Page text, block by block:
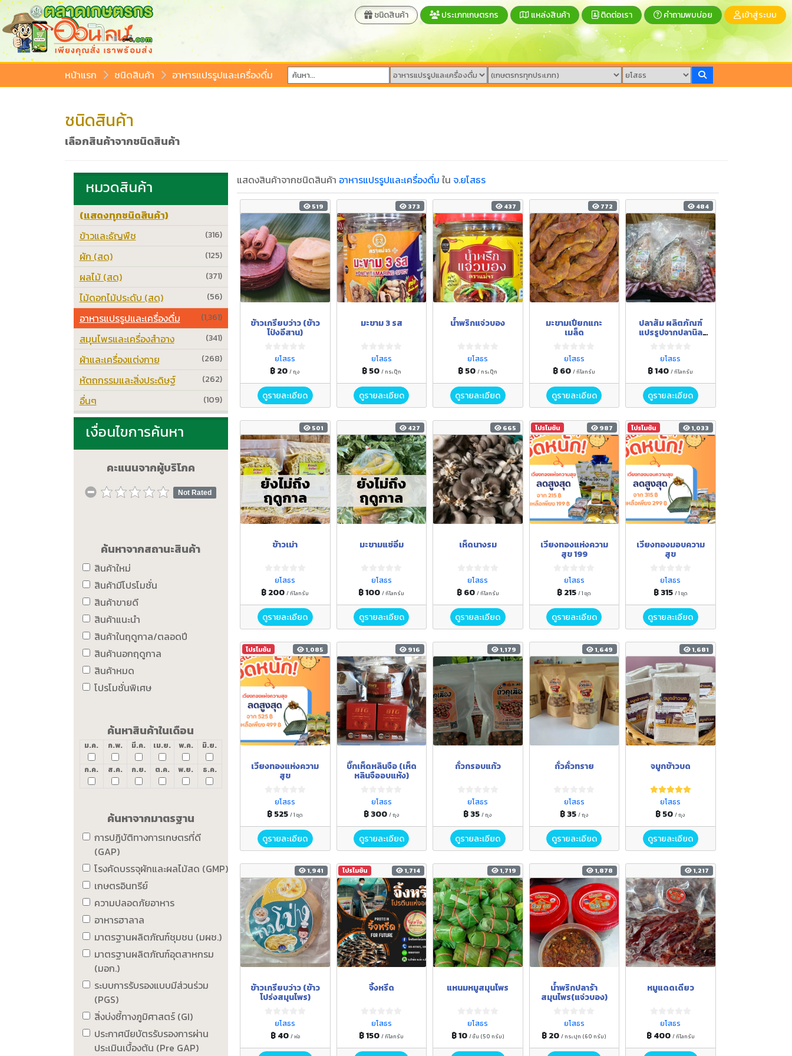
ชนิดสินค้า ประเภทเกษตรกร แหล่งสินค้า ติดต่อเรา คำถามพบบ่อย เข้าสู่ระบบ
หน้าแรก ชนิดสินค้า อาหารแปรรูปและเครื่องดื่ม
ชนิดสินค้า
เลือกสินค้าจากชนิดสินค้า
แสดงสินค้าจากชนิดสินค้า อาหารแปรรูปและเครื่องดื่ม ใน จ.ยโสธร
519
ข้าวเกรียบว่าว (ข้าว
โป่งอีสาน)
ยโสธร
฿ 20/ ถุง
ดูรายละเอียด
373
มะขาม 3 รส
ยโสธร
฿ 50 / กระปุ๊ก
ดูรายละเอียด
437
น้ำพริกแจ่วบอง
ยโสธร
฿ 50/ กระปุ๊ก
ดูรายละเอียด
772
มะขามเปียกแกะ
เมล็ด
ยโสธร
฿ 60/ กิโลกรัม
ดูรายละเอียด
484
ปลาส้ม ผลิตภัณฑ์
แปรรูปจากปลานิล
ยโสธร
฿ 140/ กิโลกรัม
ดูรายละเอียด
501
ยังไม่ถึง
ฤดูกาล
ข้าวเม่า
ยโสธร
฿ 200/ กิโลกรัม
ดูรายละเอียด
427
ยังไม่ถึง
ฤดูกาล
มะขามแช่อิ่ม
ยโสธร
฿ 100/ กิโลกรัม
ดูรายละเอียด
665
เห็ดนางรม
ยโสธร
฿ 60 / กิโลกรัม
ดูรายละเอียด
โปรโมชัน 987
เวียงทองแห่งความ
สุข 199
ยโสธร
฿ 215/ 1 ชุด
ดูรายละเอียด
โปรโมชัน 1,033
เวียงทองมอบความ
สุข
ยโสธร
฿ 315 / 1 ชุด
ดูรายละเอียด
โปรโมชัน 1,085
เวียงทองแห่งความ
สุข
ยโสธร
฿ 525/ 1 ชุด
ดูรายละเอียด
916
บิ๊กเห็ดหลินจือ (เห็ด
หลินจืออบแห้ง)
ยโสธร
฿ 300 / ถุง
ดูรายละเอียด
1,179
ถั่วกรอบแก้ว
ยโสธร
฿ 35/ ถุง
ดูรายละเอียด
1,649
ถั่วคั่วทราย
ยโสธร
฿ 35 / ถุง
ดูรายละเอียด
1,681
จมูกข้าวบด
ยโสธร
฿ 50/ ถุง
ดูรายละเอียด
1,941
ข้าวเกรียบว่าว (ข้าว
โปร่งสมุนไพร)
ยโสธร
฿ 40 / ห่อ
โปรโมชัน 1,714
จิ้งหรีด
ยโสธร
฿ 150/ กิโลกรัม
1,719
แหนมหมูสมุนไพร
ยโสธร
฿ 10 / ชิ้น (50 กรัม)
1,878
น้ำพริกปลาร้า
สมุนไพร(แจ่วบอง)
ยโสธร
฿ 20/ กระปุก (60 กรัม)
1,217
หมูแดดเดียว
ยโสธร
฿ 400 / กิโลกรัม
หมวดสินค้า
(แสดงทุกชนิดสินค้า)
(316)
ข้าวและธัญพืช
(125)
ผัก (สด)
(371)
ผลไม้ (สด)
(56)
ไม้ดอกไม้ประดับ (สด)
(1,361)
อาหารแปรรูปและเครื่องดื่ม
(341)
สมุนไพรและเครื่องสำอาง
(268)
ผ้าและเครื่องแต่งกาย
(262)
หัตถกรรมและสิ่งประดิษฐ์
(109)
อื่นๆ
เงื่อนไขการค้นหา
คะแนนจากผู้บริโภค
Not Rated
ค้นหาจากสถานะสินค้า
สินค้าใหม่
สินค้ามีโปรโมชั่น
สินค้าขายดี
สินค้าแนะนำ
สินค้าในฤดูกาล/ตลอดปี
สินค้านอกฤดูกาล
สินค้าหมด
โปรโมชั่นพิเศษ
ค้นหาสินค้าในเดือน
ม.ค. ก.พ. มี.ค. เม.ย. พ.ค. มิ.ย.
ก.ค. ส.ค. ก.ย. ต.ค. พ.ย. ธ.ค.
ค้นหาจากมาตรฐาน
การปฏิบัติทางการเกษตรที่ดี
(GAP)
โรงคัดบรรจุผักและผลไม้สด (GMP)
เกษตรอินทรีย์
ความปลอดภัยอาหาร
อาหารฮาลาล
มาตรฐานผลิตภัณฑ์ชุมชน (มผช.)
มาตรฐานผลิตภัณฑ์อุตสาหกรม
(มอก.)
ระบบการรับรองแบบมีส่วนร่วม
(PGS)
สิ่งบ่งชี้ทางภูมิศาสตร์ (GI)
ประกาศนียบัตรรับรองการผ่าน
ประเมินเบื้องต้น (Pre GAP)